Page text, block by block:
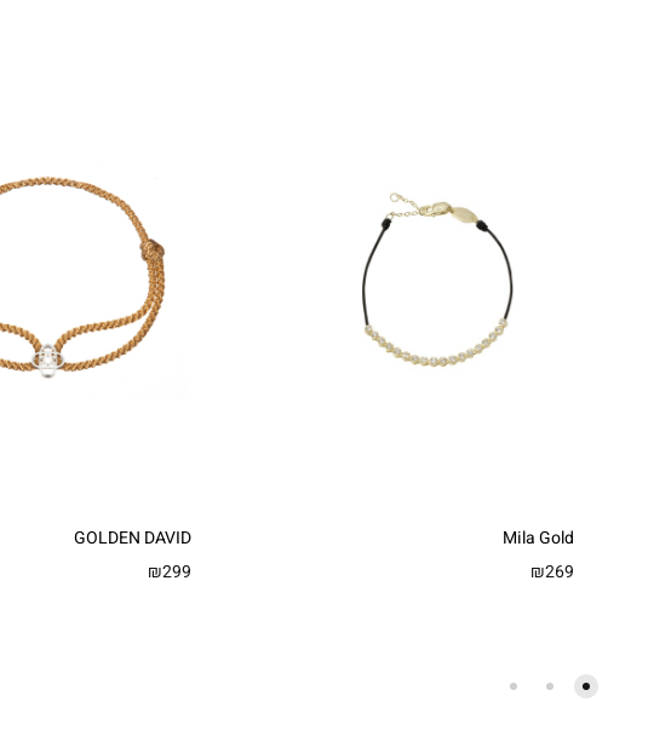
Mila Gold
₪269
GOLDEN DAVID
₪299